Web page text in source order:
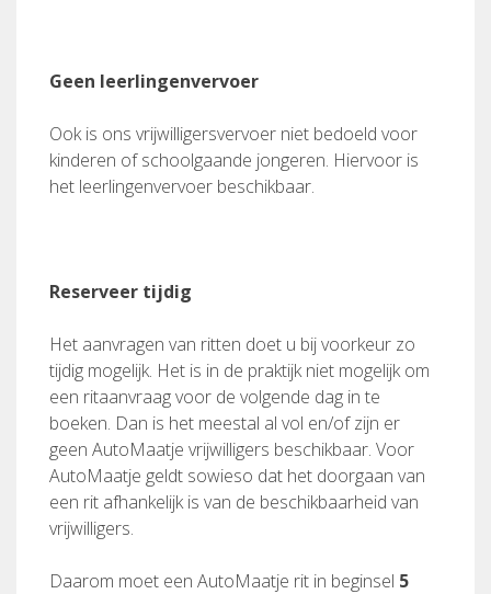
Geen leerlingenvervoer
Ook is ons vrijwilligersvervoer niet bedoeld voor
kinderen of schoolgaande jongeren. Hiervoor is
het leerlingenvervoer beschikbaar.
Reserveer tijdig
Het aanvragen van ritten doet u bij voorkeur zo
tijdig mogelijk. Het is in de praktijk niet mogelijk om
een ritaanvraag voor de volgende dag in te
boeken. Dan is het meestal al vol en/of zijn er
geen AutoMaatje vrijwilligers beschikbaar. Voor
AutoMaatje geldt sowieso dat het doorgaan van
een rit afhankelijk is van de beschikbaarheid van
vrijwilligers.
Daarom moet een AutoMaatje rit in beginsel 5